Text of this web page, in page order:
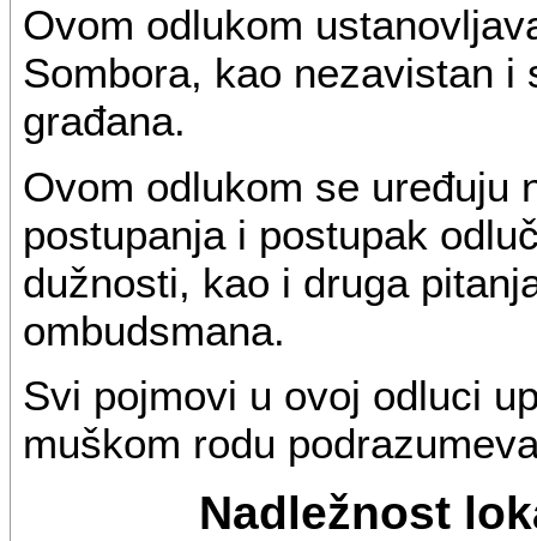
Ovom odlukom
Sombora, kao nezavistan
građana.
Ovom odlukom se uređuju
postupanja i postupak
dužnosti, kao i druga
ombudsmana.
Svi pojmovi u ovoj odluci
muškom rodu
Nadležnost